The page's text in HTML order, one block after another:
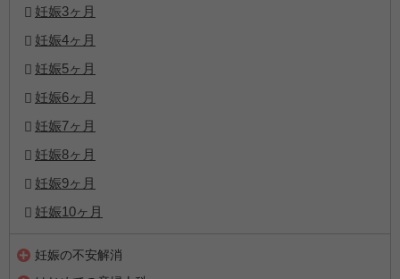
妊娠3ヶ月
妊娠4ヶ月
妊娠5ヶ月
妊娠6ヶ月
妊娠7ヶ月
妊娠8ヶ月
妊娠9ヶ月
妊娠10ヶ月
妊娠の不安解消